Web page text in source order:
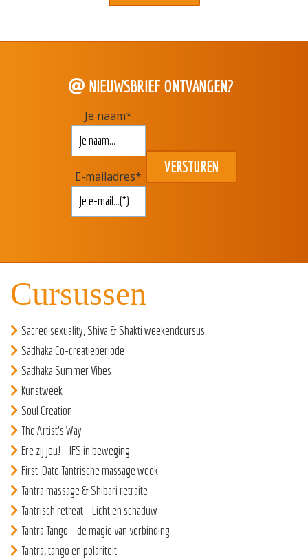
NIEUWSBRIEF ONTVANGEN?
Je naam*
E-mailadres*
Cursussen
Sacred sexuality, Shiva & Shakti weekendcursus
Sadhaka Co-creatieperiode
Sadhaka Summer Vibes
Kunstweek
Soul Creation
The Artist’s Way
Ere zij jou! – IFS in beweging
First-Date Tantrische massage week
Tantra massage & Shibari retraite
Tantrisch retreat – Licht en schaduw
Tantra Tango – de magie van verbinding
Tantra, tango en polariteit